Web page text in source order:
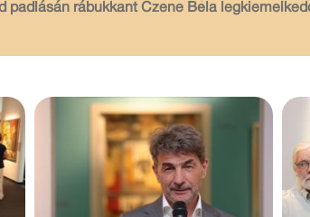
rábukkant Czene Béla